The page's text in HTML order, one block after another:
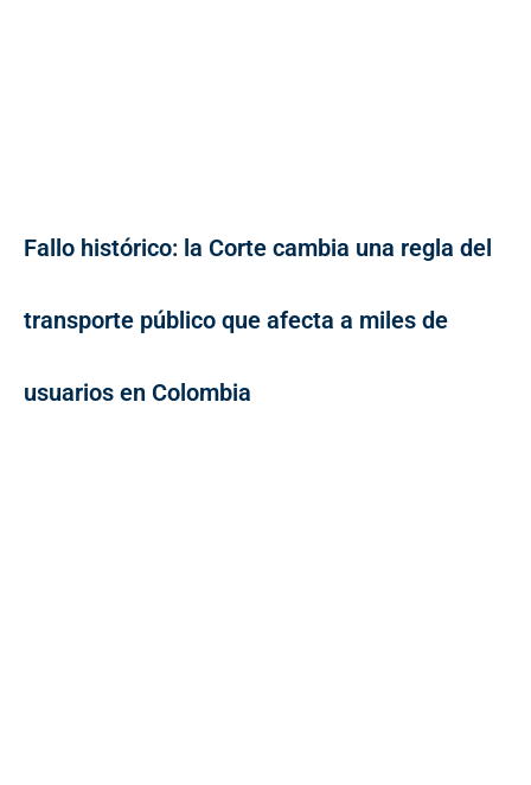
Fallo histórico: la Corte cambia una regla del
transporte público que afecta a miles de
usuarios en Colombia